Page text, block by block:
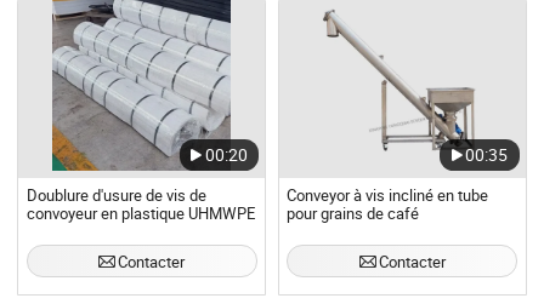
00:20
Doublure d'usure de vis de
convoyeur en plastique UHMWPE
Contacter
00:35
Conveyor à vis incliné en tube
pour grains de café
Contacter